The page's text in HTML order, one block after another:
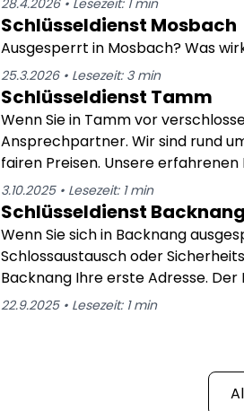
28.4.2026• Lesezeit: 1min
Schlüsseldienst Mosbach
Ausgesperrt in Mosbach? Was
25.3.2026• Lesezeit: 3min
Schlüsseldienst Tamm
Wenn Sie in Tamm vor
Ansprechpartner. Wir sind rund
fairen Preisen. Unsere
beschädigungsfrei – egal ob
3.10.2025• Lesezeit: 1min
Schlüsseldienst Backnang
Wenn Sie sich in Backnang
Schlossaustausch oder
Backnang Ihre erste Adresse.
Wochenenden und Feiertagen.
22.9.2025• Lesezeit: 1min